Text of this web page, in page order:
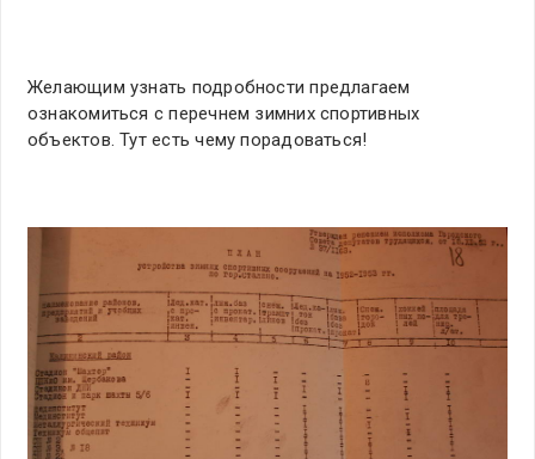
Желающим узнать подробности предлагаем
ознакомиться с перечнем зимних спортивных
объектов. Тут есть чему порадоваться!